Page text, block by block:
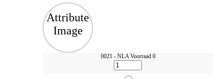
0021 - NLAVoorraad 0